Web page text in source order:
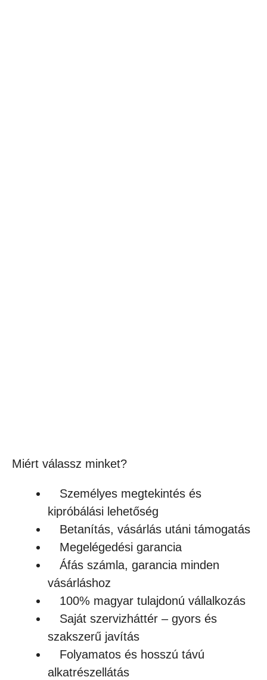
Miért válassz minket?
Személyes megtekintés és
kipróbálási lehetőség
Betanítás, vásárlás utáni támogatás
Megelégedési garancia
Áfás számla, garancia minden
vásárláshoz
100% magyar tulajdonú vállalkozás
Saját szervizháttér – gyors és
szakszerű javítás
Folyamatos és hosszú távú
alkatrészellátás